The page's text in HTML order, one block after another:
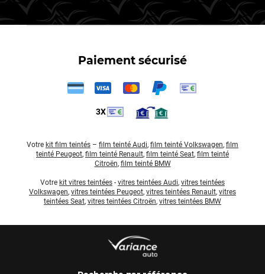
Paiement sécurisé
3X
Votre kit film teintés – film teinté Audi, film teinté Volkswagen, film
teinté Peugeot, film teinté Renault, film teinté Seat, film teinté
Citroën, film teinté BMW
Votre kit vitres teintées - vitres teintées Audi, vitres teintées
Volkswagen, vitres teintées Peugeot, vitres teintées Renault, vitres
teintées Seat, vitres teintées Citroën, vitres teintées BMW